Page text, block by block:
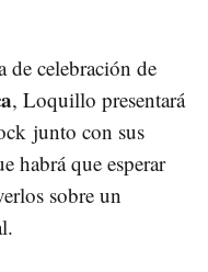
de celebración de
, Loquillo presentará
junto con sus
habrá que esperar
sobre un